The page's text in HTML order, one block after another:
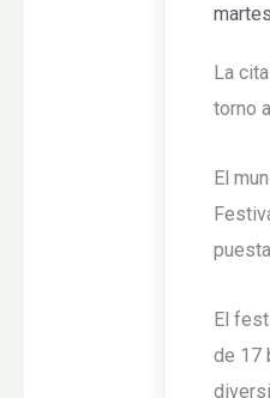
La
torno
El
El
de 17